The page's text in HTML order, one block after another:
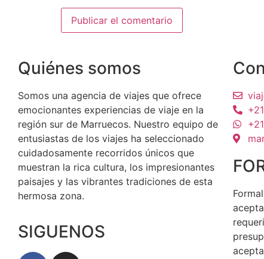
Quiénes somos
Somos una agencia de viajes que ofrece
emocionantes experiencias de viaje en la
región sur de Marruecos. Nuestro equipo de
entusiastas de los viajes ha seleccionado
cuidadosamente recorridos únicos que
muestran la rica cultura, los impresionantes
paisajes y las vibrantes tradiciones de esta
hermosa zona.
SIGUENOS